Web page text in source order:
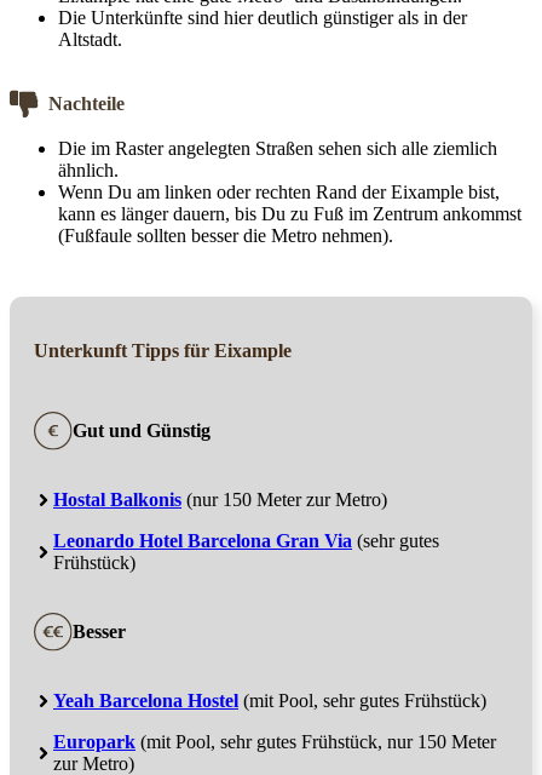
Die Unterkünfte sind hier deutlich günstiger als in der
Altstadt.
Nachteile
Die im Raster angelegten Straßen sehen sich alle ziemlich
ähnlich.
Wenn Du am linken oder rechten Rand der Eixample bist,
kann es länger dauern, bis Du zu Fuß im Zentrum ankommst
(Fußfaule sollten besser die Metro nehmen).
Unterkunft Tipps für Eixample
Gut und Günstig
Hostal Balkonis (nur 150 Meter zur Metro)
Leonardo Hotel Barcelona Gran Via (sehr gutes
Frühstück)
Besser
Yeah Barcelona Hostel (mit Pool, sehr gutes Frühstück)
Europark (mit Pool, sehr gutes Frühstück, nur 150 Meter
zur Metro)